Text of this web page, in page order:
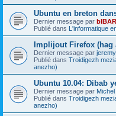
Ubuntu en breton
Dernier message par bIBAR
Publié dans L'informatique
Implijout Firefox (hag
Dernier message par jeremy
Publié dans Troidigezh
anezho)
Ubuntu 10.04: Dibab
Dernier message par Michel
Publié dans Troidigezh
anezho)